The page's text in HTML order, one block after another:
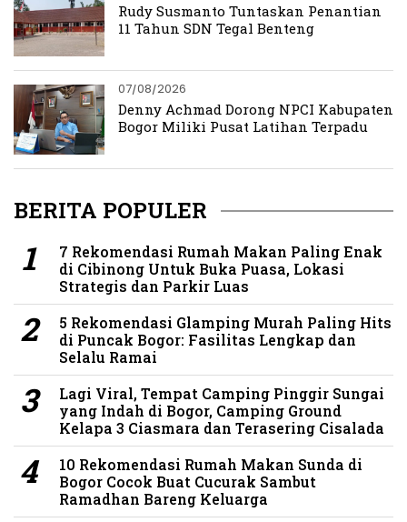
Rudy Susmanto Tuntaskan Penantian
11 Tahun SDN Tegal Benteng
07/08/2026
Denny Achmad Dorong NPCI Kabupaten
Bogor Miliki Pusat Latihan Terpadu
BERITA POPULER
7 Rekomendasi Rumah Makan Paling Enak
di Cibinong Untuk Buka Puasa, Lokasi
Strategis dan Parkir Luas
5 Rekomendasi Glamping Murah Paling Hits
di Puncak Bogor: Fasilitas Lengkap dan
Selalu Ramai
Lagi Viral, Tempat Camping Pinggir Sungai
yang Indah di Bogor, Camping Ground
Kelapa 3 Ciasmara dan Terasering Cisalada
10 Rekomendasi Rumah Makan Sunda di
Bogor Cocok Buat Cucurak Sambut
Ramadhan Bareng Keluarga